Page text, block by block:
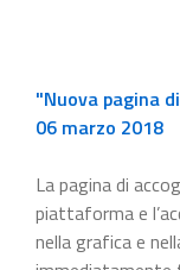
"Nuova pagina
06 marzo 2018
La pagina di
piattaforma e
nella grafica e